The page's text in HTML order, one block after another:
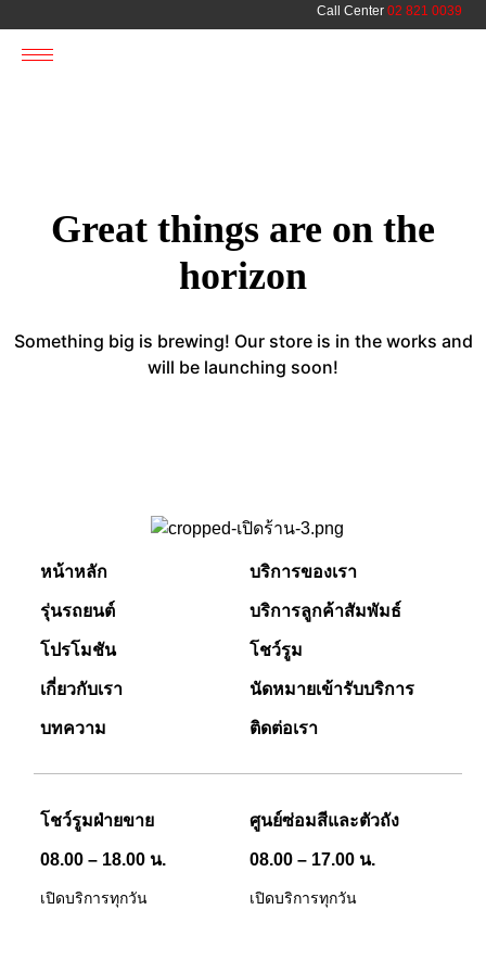
Call Center 02 821 0039
Great things are on the
horizon
Something big is brewing! Our store is in the works and
will be launching soon!
หน้าหลัก
รุ่นรถยนต์
โปรโมชัน
เกี่ยวกับเรา
บทความ
บริการของเรา
บริการลูกค้าสัมพัมธ์
โชว์รูม
นัดหมายเข้ารับบริการ
ติดต่อเรา
โชว์รูมฝ่ายขาย
08.00 – 18.00 น.
เปิดบริการทุกวัน
ศูนย์ซ่อมสีและตัวถัง
08.00 – 17.00 น.
เปิดบริการทุกวัน